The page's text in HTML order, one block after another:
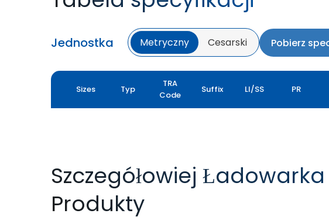
Jednostka Metryczny Cesarski Pobierz
Sizes Typ
TRA
Code
Suffix LI/SS PR
Szczegółowiej
Produkty